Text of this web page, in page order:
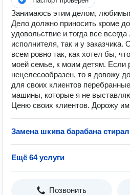
Занимаюсь этим делом,
Дело должно приносить кроме
удовольствие и тогда все
исполнителя, так и у
всем ровно так, как хотел бы,
моей семье, к моим детям. Если
нецелесообразен, то я довожу
для своих клиентов
машины, которые я не
Ценю своих клиентов. Дорожу
Замена шкива барабана
Ещё 64 услуги
Позвонить